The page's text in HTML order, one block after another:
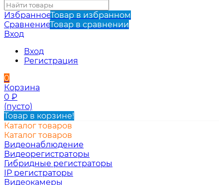
ИзбранноеТовар в избранном
СравнениеТовар в сравнении
Вход
Вход
Регистрация
0
Корзина
0 ₽
(пусто)
Товар в корзине!
Каталог товаров
Каталог товаров
Видеонаблюдение
Видеорегистраторы
Гибридные регистраторы
IP регистраторы
Видеокамеры